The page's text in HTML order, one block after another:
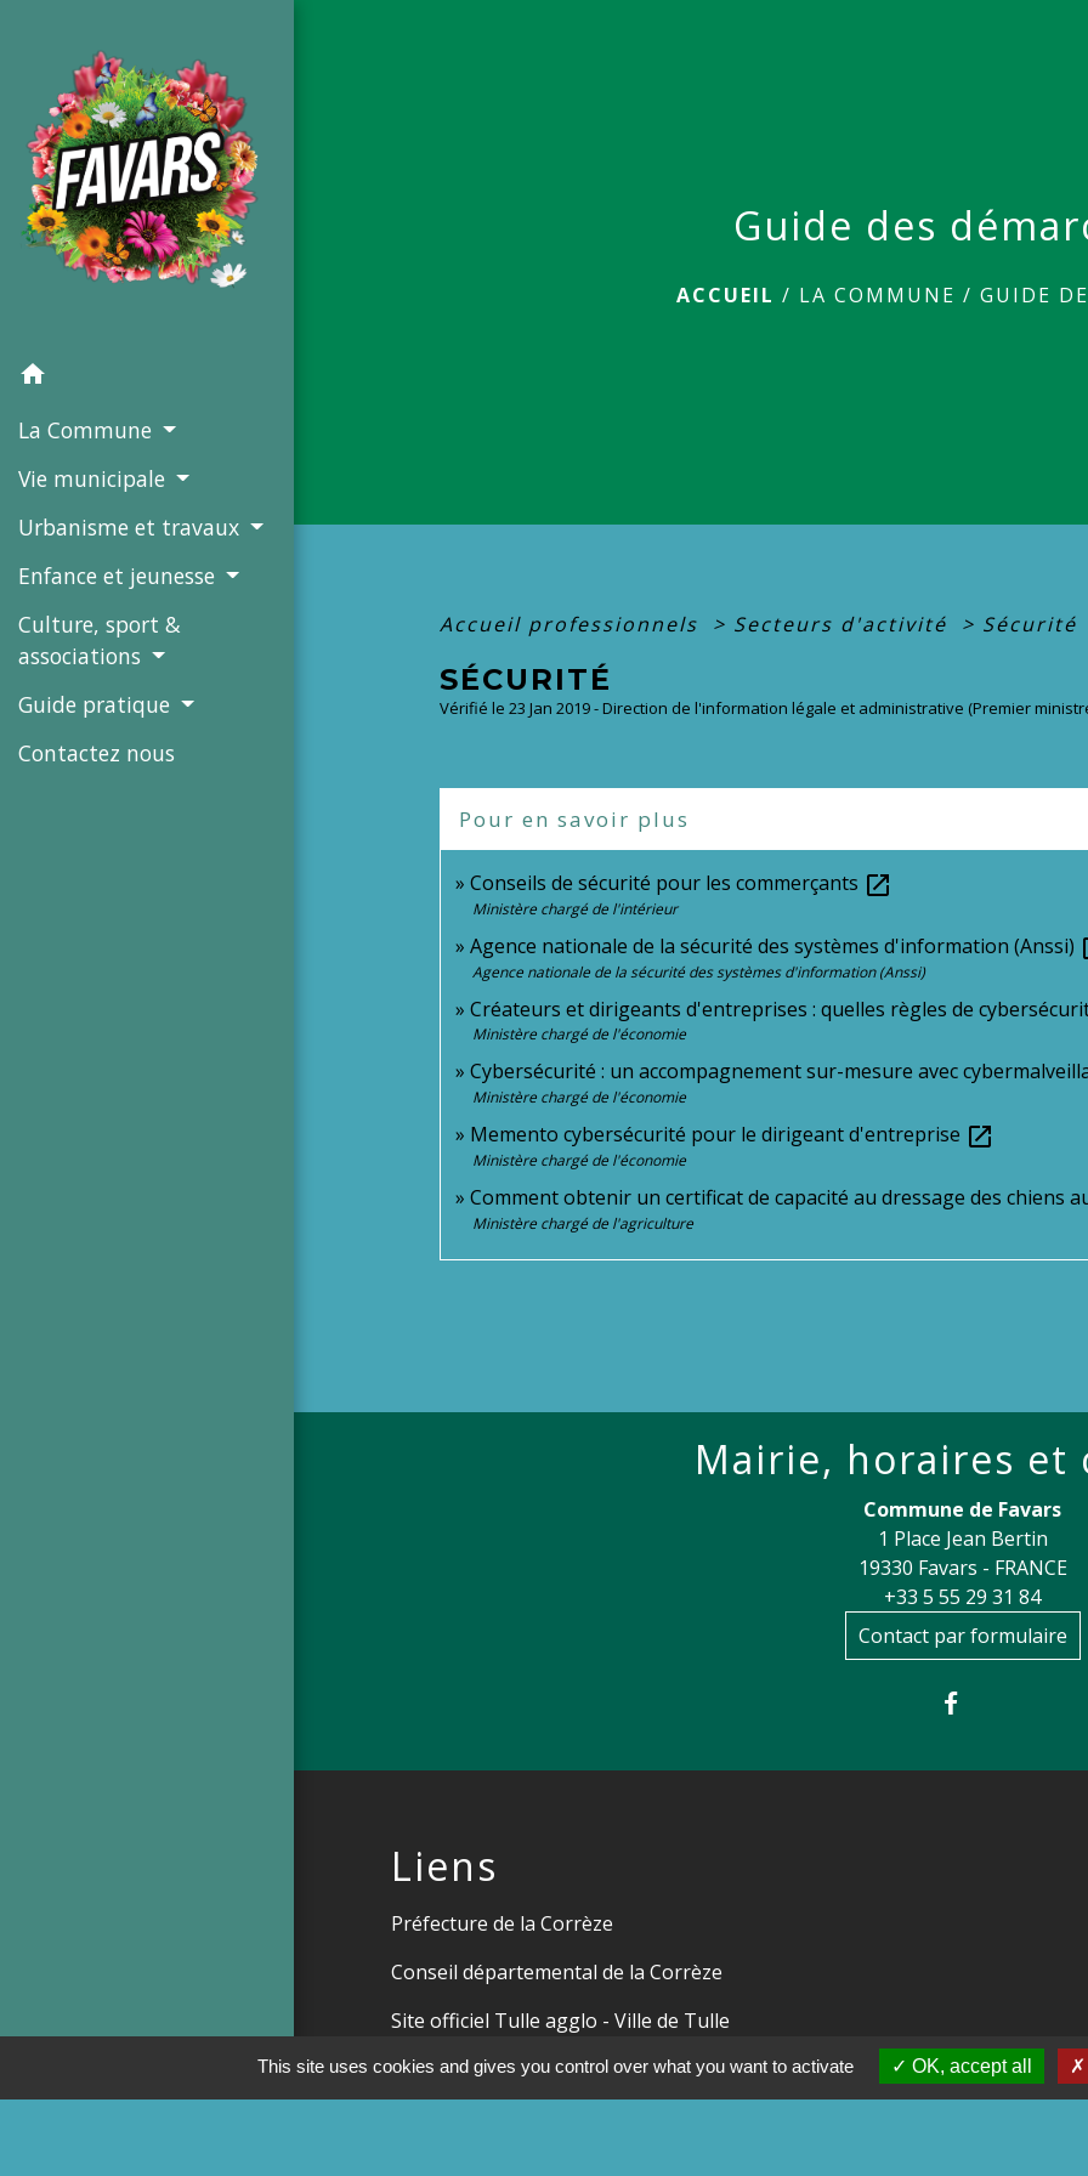
home
La Commune
Vie municipale
Urbanisme et travaux
Enfance et jeunesse
Culture, sport &
associations
Guide pratique
Contactez nous
Guide des
ACCUEIL / LA COMMUNE /GUIDE
Accueil professionnels > Secteurs d'activité > Sécurité
SÉCURITÉ
Vérifié le 23 Jan 2019 - Direction de l'information légale et administrative (Premier
Pour en savoir plus
Conseils de sécurité pour les commerçants open_in_new
Ministère chargé de l'intérieur
Agence nationale de la sécurité des systèmes d'information (Anssi)
Agence nationale de la sécurité des systèmes d'information (Anssi)
Créateurs et dirigeants d'entreprises : quelles règles de
Ministère chargé de l'économie
Cybersécurité : un accompagnement sur-mesure avec
Ministère chargé de l'économie
Memento cybersécurité pour le dirigeant d'entreprise open_in_new
Ministère chargé de l'économie
Comment obtenir un certificat de capacité au dressage des chiens
Ministère chargé de l'agriculture
Mairie, horaires et
Commune de Favars
1 Place Jean Bertin
19330 Favars - FRANCE
+33 5 55 29 31 84
Contact par formulaire
Liens
Préfecture de la Corrèze
Conseil départemental de la Corrèze
Site officiel Tulle agglo - Ville de Tulle
Commune de Chameyrat
This site uses cookies and gives you control over what you want to activate OK, accept all